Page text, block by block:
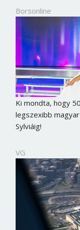
Borsonline
Ki mondta, hogy
legszexibb
Sylviáig!
VG